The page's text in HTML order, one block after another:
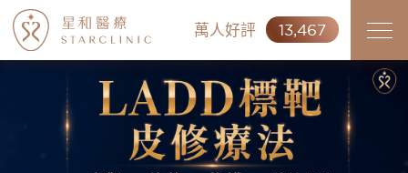
萬人好評 13,467